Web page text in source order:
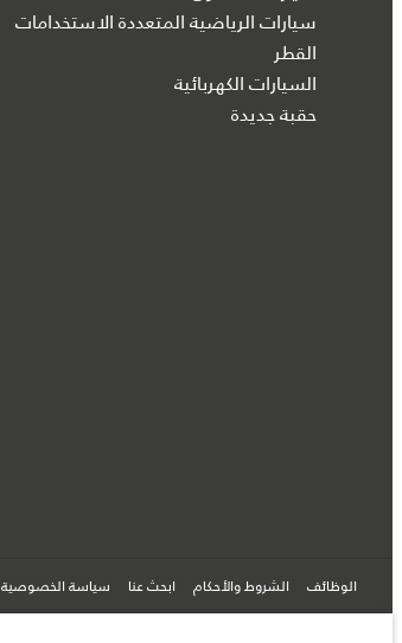
سيارات الرياضية المتعددة الاستخدامات
القطر
السيارات الكهربائية
حقبة جديدة
الوظائف الشروط والأحكام ابحث عنا سياسة الخصوصية